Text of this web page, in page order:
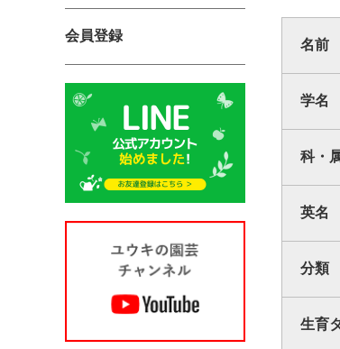
名前
学名
科・
英名
分類
生育
会員登録